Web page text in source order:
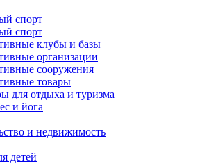
спорт
спорт
клубы и базы
организации
сооружения
товары
для отдыха и туризма
и йога
и недвижимость
детей